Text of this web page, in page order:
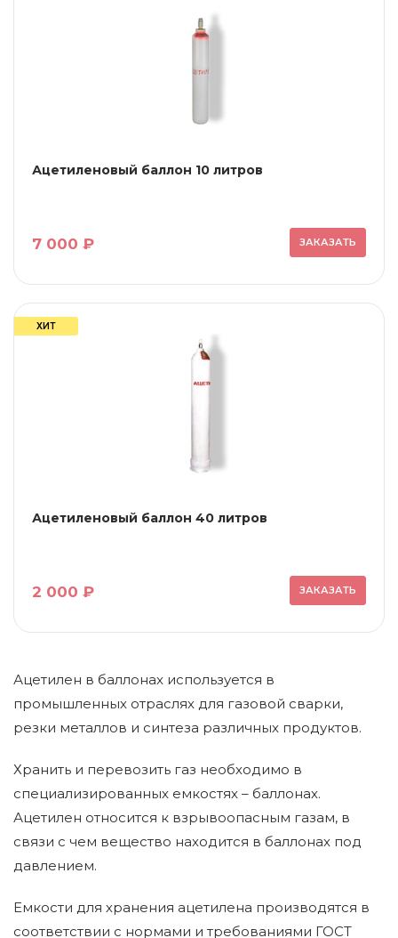
Ацетиленовый баллон 10 литров
7 000 ₽ ЗАКАЗАТЬ
ХИТ
Ацетиленовый баллон 40 литров
2 000 ₽ ЗАКАЗАТЬ
Ацетилен в баллонах используется в
промышленных отраслях для газовой сварки,
резки металлов и синтеза различных продуктов.
Хранить и перевозить газ необходимо в
специализированных емкостях – баллонах.
Ацетилен относится к взрывоопасным газам, в
связи с чем вещество находится в баллонах под
давлением.
Емкости для хранения ацетилена производятся в
соответствии с нормами и требованиями ГОСТ